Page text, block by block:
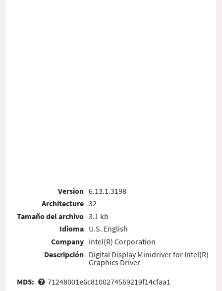
Version
Architecture
Tamaño del archivo
Idioma
Company
Descripción
6.13.1.3198
32
3.1 kb
U.S. English
Intel(R) Corporation
Digital Display Minidriver for Intel(R)
Graphics Driver
MD5:
71248001e6c8100274569219f14cfaa1